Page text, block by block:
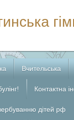
Вчительська
Контактна
дітей рф